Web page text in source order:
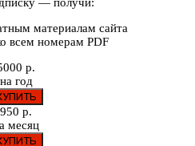
— получи:
материалам сайта
всем номерам PDF
р.
на год
950 р.
месяц